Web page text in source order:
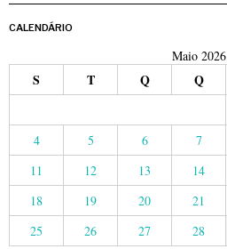
CALENDÁRIO
Maio 2026
S T Q Q
4
5 6 7
11
12 13 14
18
19 20 21
25
26 27 28